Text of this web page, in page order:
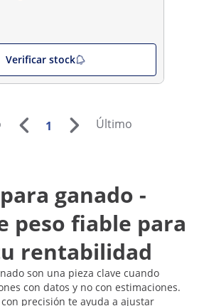
Verificar stock
1 Último
ganado -
peso fiable para
rentabilidad
son una pieza clave cuando
con datos y no con estimaciones.
precisión te ayuda a ajustar